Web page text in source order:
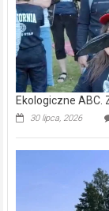
Ekologiczne ABC.
30 lipca, 2026